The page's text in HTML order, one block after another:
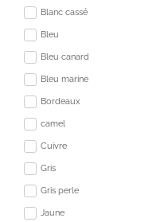
Blanc cassé
Bleu
Bleu canard
Bleu marine
Bordeaux
camel
Cuivre
Gris
Gris perle
Jaune